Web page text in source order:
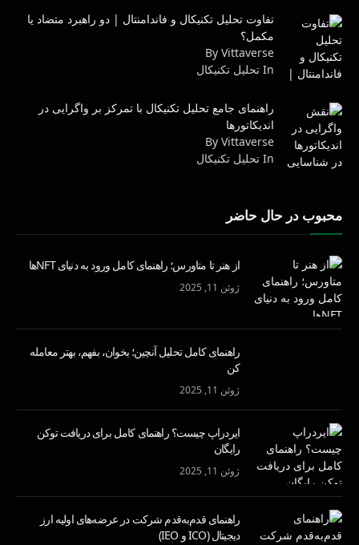
تفاوت تحلیل تکنیکال و فاندامنتال | دو راهبرد متضاد یا
مکمل؟
By Vittaverse
In تحليل تكنيكال
راهنمای جامع تحلیل تکنیکال با تمرکز بر واگرایی در
اندیکاتورها
By Vittaverse
In تحليل تكنيكال
محبوب در حال حاضر
از هنر تا متاورس؛ راهنمای کامل ورود به دنیای NFTها
ژوئن 11, 2025
راهنمای کامل تحلیل آنچین؛ بخوان، بفهم، بهتر معامله
کن
ژوئن 11, 2025
ایردراپ چیست؟ راهنمای کامل برای دریافت توکن
رایگان
ژوئن 11, 2025
راهنمای قدم‌به‌قدم شرکت در عرضه‌های اولیه ارز
دیجیتال (ICO و IEO)